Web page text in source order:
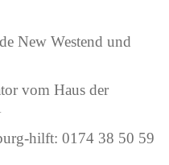
New Westend und
vom Haus der
hilft: 0174 38 50 59